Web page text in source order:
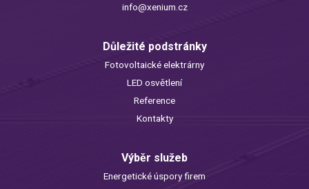
info@xenium.cz
Důležité podstránky
Fotovoltaické elektrárny
LED osvětlení
Reference
Kontakty
Výběr služeb
Energetické úspory firem